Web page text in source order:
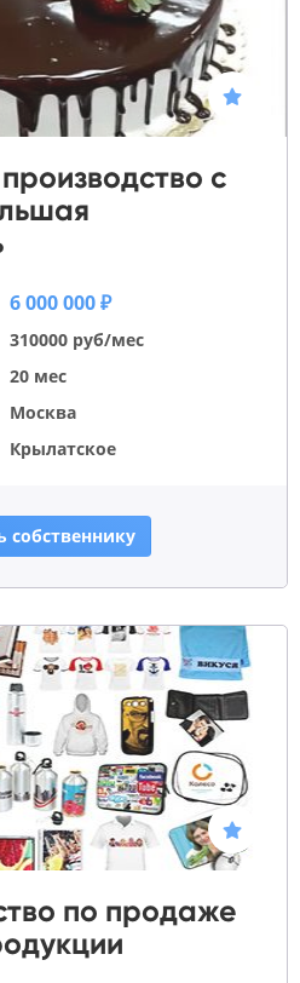
с
6 000 000 ₽
310000 руб/мес
20 мес
Москва
Крылатское
собственнику
по продаже